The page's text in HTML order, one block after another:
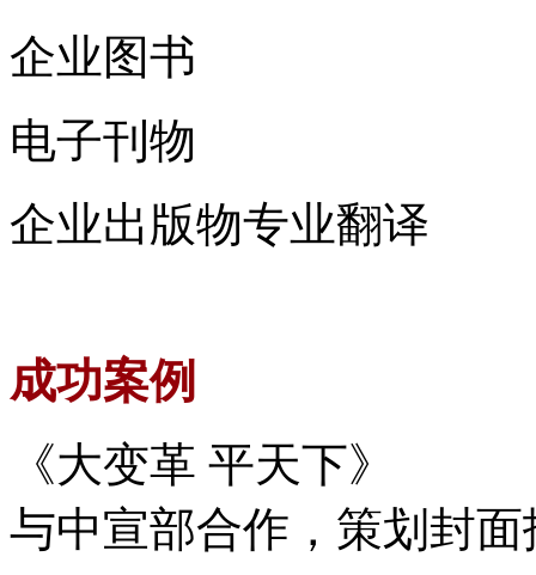
企业图书
电子刊物
企业出版物专业翻译
成功案例
《大变革 平天下》
与中宣部合作，策划封